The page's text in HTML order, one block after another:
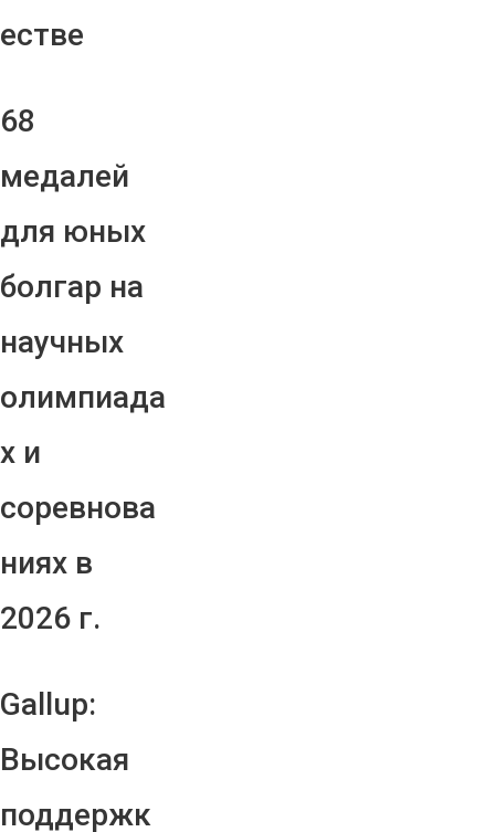
естве
68
медалей
для юных
болгар на
научных
олимпиада
х и
соревнова
ниях в
2026 г.
Gallup:
Высокая
поддержк